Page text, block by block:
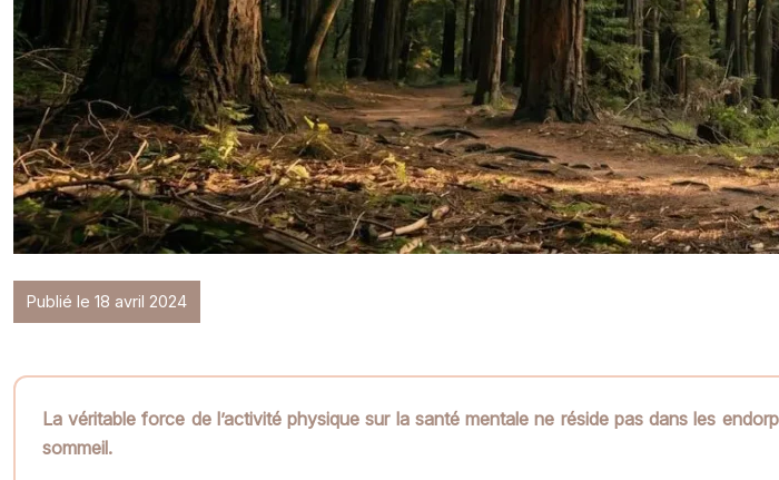
Publié le 18 avril 2024
La véritable force de l’activité physique sur la santé mentale ne réside pas dans les
sommeil.